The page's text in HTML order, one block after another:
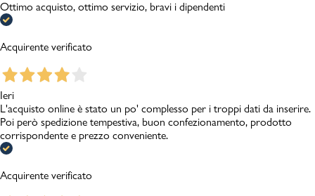
Ottimo acquisto, ottimo servizio, bravi i dipendenti
Acquirente verificato
Ieri
L'acquisto online è stato un po' complesso per i troppi dati da inserire.
Poi però spedizione tempestiva, buon confezionamento, prodotto
corrispondente e prezzo conveniente.
Acquirente verificato